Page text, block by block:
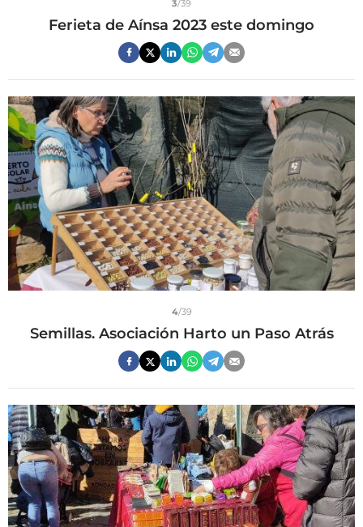
3/39
Ferieta de Aínsa 2023 este domingo
4/39
Semillas. Asociación Harto un Paso Atrás